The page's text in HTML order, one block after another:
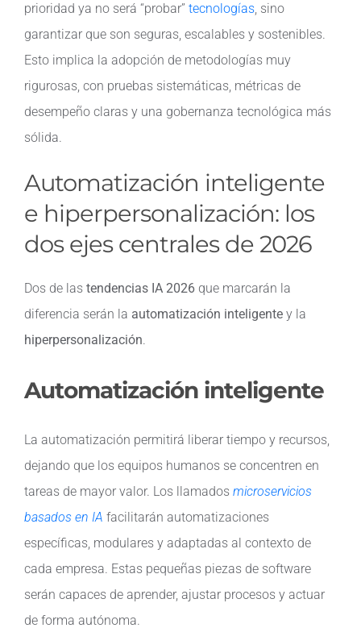
prioridad ya no será “probar” tecnologías, sino
garantizar que son seguras, escalables y sostenibles.
Esto implica la adopción de metodologías muy
rigurosas, con pruebas sistemáticas, métricas de
desempeño claras y una gobernanza tecnológica más
sólida.
Automatización inteligente
e hiperpersonalización: los
dos ejes centrales de 2026
Dos de las tendencias IA 2026que marcarán la
diferencia serán la automatización inteligentey la
hiperpersonalización.
Automatización inteligente
La automatización permitirá liberar tiempo y recursos,
dejando que los equipos humanos se concentren en
tareas de mayor valor. Los llamados microservicios
basados en IA facilitarán automatizaciones
específicas, modulares y adaptadas al contexto de
cada empresa. Estas pequeñas piezas de software
serán capaces de aprender, ajustar procesos y actuar
de forma autónoma.